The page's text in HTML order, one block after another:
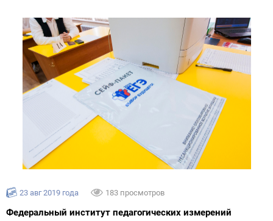
23 авг 2019 года 183 просмотров
Федеральный институт педагогических измерений